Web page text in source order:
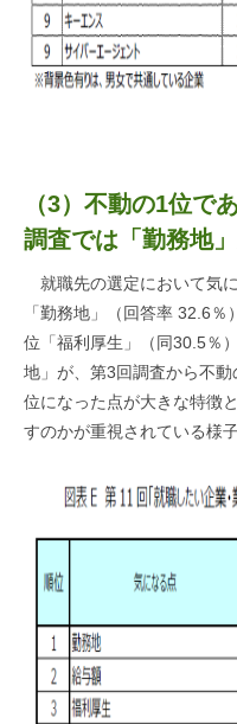
（3）不動の1位で
調査では「勤務地
就職先の選定において気
「勤務地」（回答率 32.6
位「福利厚生」（同30.5％
地」が、第3回調査から不
位になった点が大きな特徴
すのかが重視されている様